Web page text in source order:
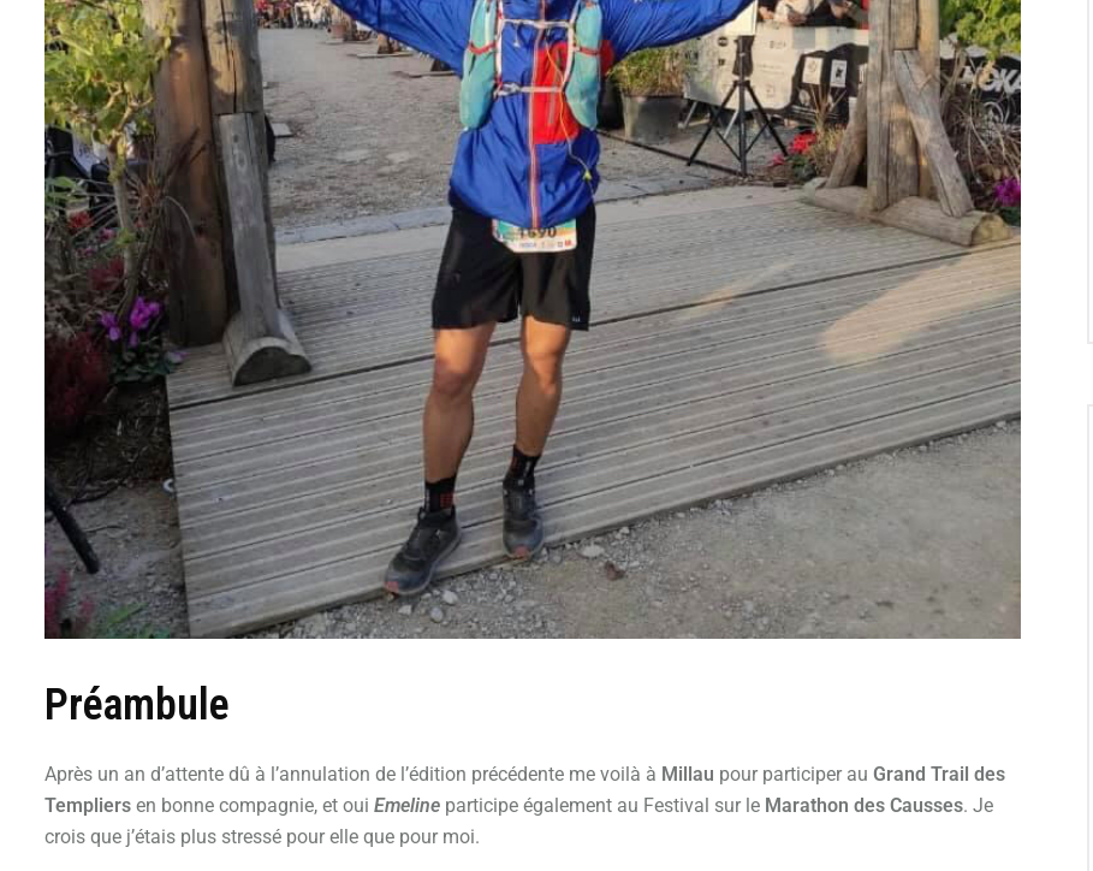
Préambule
Après un an d’attente dû à l’annulation de l’édition précédente me voilà à Millau pour participer au Grand Trail des
Templiers en bonne compagnie, et oui Emeline participe également au Festival sur le Marathon des Causses. Je
crois que j’étais plus stressé pour elle que pour moi.